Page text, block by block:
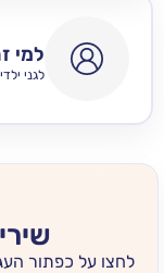
למי זה מתאים
לגני ילדים, בתי ספר,
שירים
כפתור העגלה מצד